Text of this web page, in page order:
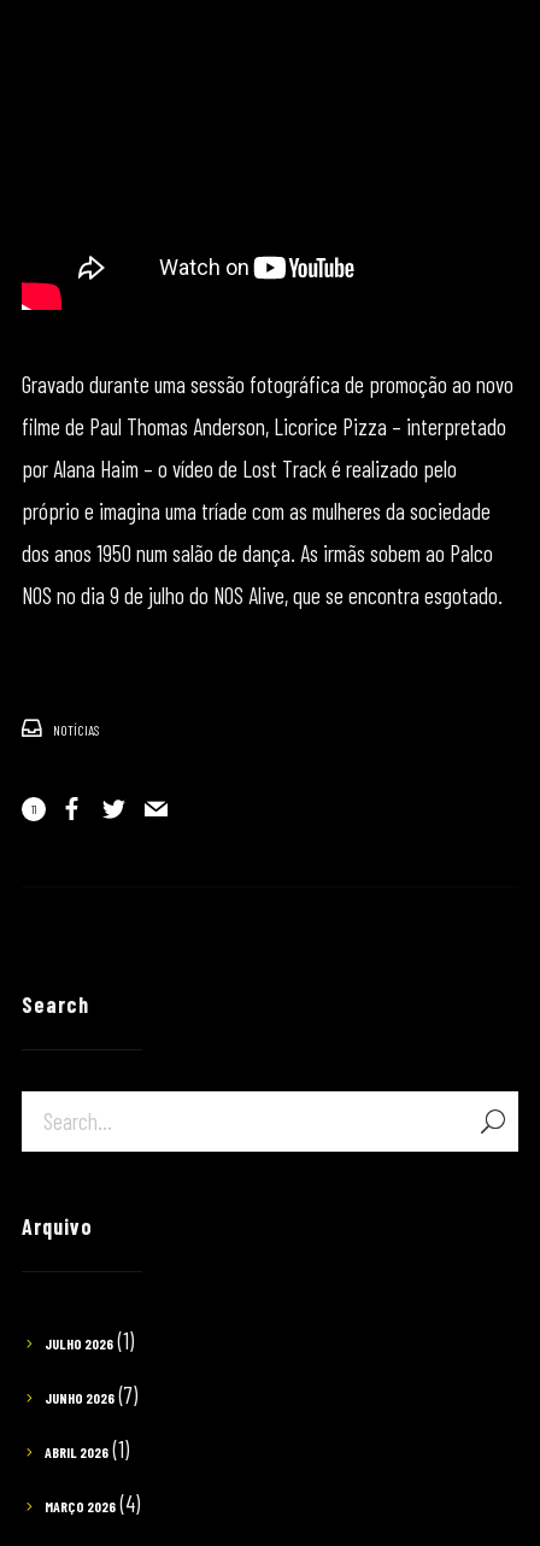
Gravado durante uma sessão fotográfica de promoção ao novo
filme de Paul Thomas Anderson, Licorice Pizza – interpretado
por Alana Haim – o vídeo de Lost Track é realizado pelo
próprio e imagina uma tríade com as mulheres da sociedade
dos anos 1950 num salão de dança. As irmãs sobem ao Palco
NOS no dia 9 de julho do NOS Alive, que se encontra esgotado.
NOTÍCIAS
11
Search
Arquivo
JULHO 2026(1)
JUNHO 2026(7)
ABRIL 2026(1)
MARÇO 2026(4)